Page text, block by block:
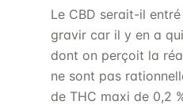
Le CBD serait-il
gravir car il y en a
dont on perçoit la
ne sont pas
de THC maxi de 0,2